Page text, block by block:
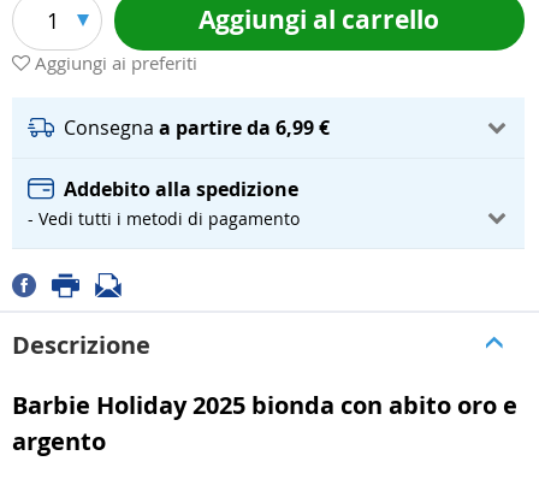
1 Aggiungi al carrello
Aggiungi ai preferiti
Consegna a partire da 6,99 €
Addebito alla spedizione
- Vedi tutti i metodi di pagamento
Descrizione
Barbie Holiday 2025 bionda con abito oro e
argento